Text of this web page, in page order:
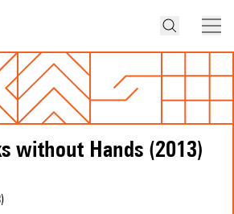
without Hands (2013)
)